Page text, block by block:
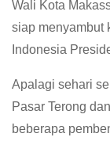
Wali Kota
siap menyambut
Indonesia
Apalagi sehari
Pasar Terong
beberapa